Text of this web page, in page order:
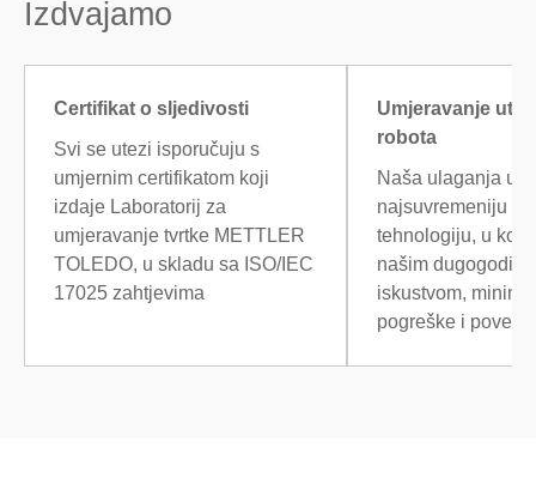
Izdvajamo
Certifikat o sljedivosti
Svi se utezi isporučuju s
umjernim certifikatom koji
izdaje Laboratorij za
umjeravanje tvrtke METTLER
TOLEDO, u skladu sa ISO/IEC
17025 zahtjevima
Umjeravanje
robota
Naša ulaganja u
najsuvremeniju
tehnologiju, u
našim
iskustvom,
pogreške i